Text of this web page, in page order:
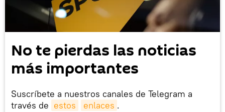
No te pierdas las noticias
más importantes
Suscríbete a nuestros canales de Telegram a
través de estos enlaces .